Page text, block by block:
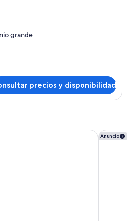
grande
precios y disponibilidad
Anuncio
citizenM